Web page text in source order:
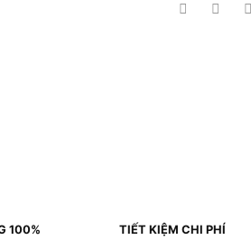
100%
TIẾT KIỆM CHI PHÍ